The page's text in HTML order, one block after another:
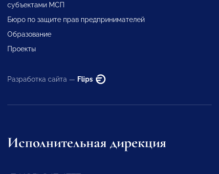
субъектами МСП
Бюро по защите прав предпринимателей
Образование
Проекты
Разработка сайта — Flips
Исполнительная дирекция